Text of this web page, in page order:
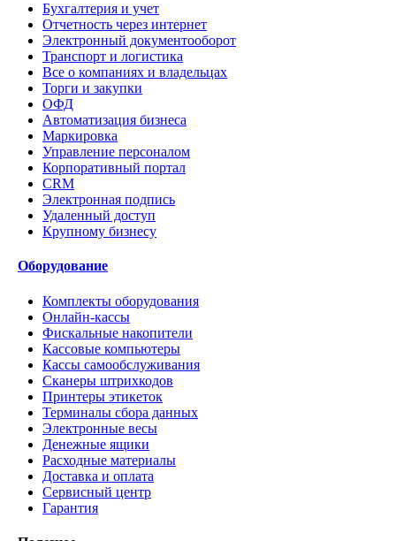
Бухгалтерия и учет
Отчетность через интернет
Электронный документооборот
Транспорт и логистика
Все о компаниях и владельцах
Торги и закупки
ОФД
Автоматизация бизнеса
Маркировка
Управление персоналом
Корпоративный портал
CRM
Электронная подпись
Удаленный доступ
Крупному бизнесу
Оборудование
Комплекты оборудования
Онлайн-кассы
Фискальные накопители
Кассовые компьютеры
Кассы самообслуживания
Сканеры штрихкодов
Принтеры этикеток
Терминалы сбора данных
Электронные весы
Денежные ящики
Расходные материалы
Доставка и оплата
Сервисный центр
Гарантия